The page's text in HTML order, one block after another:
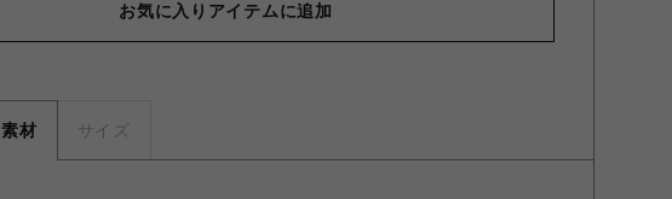
お気に入りアイテムに追加
材 サイズ